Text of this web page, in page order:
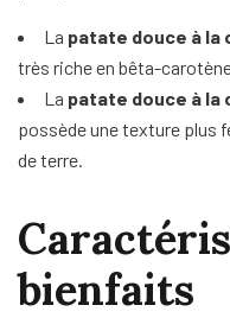
La patate douce à la
très riche en bêta-
La patate douce à la
possède une texture plus
de terre.
bienfaits